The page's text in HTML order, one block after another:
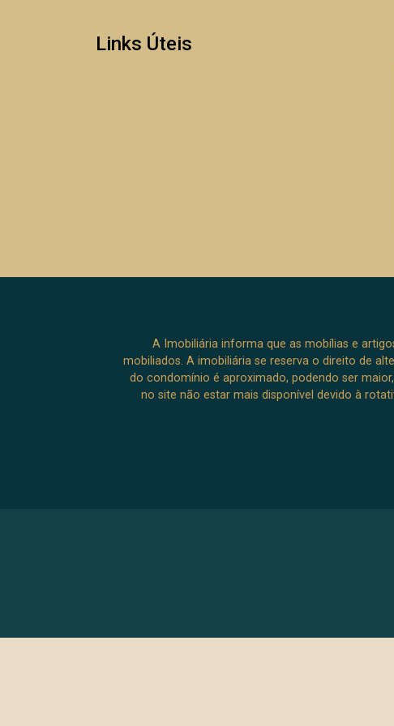
Links Úteis
A Imobiliária informa que as mobílias e
mobiliados. A imobiliária se reserva o direito de
do condomínio é aproximado, podendo ser
no site não estar mais disponível devido à